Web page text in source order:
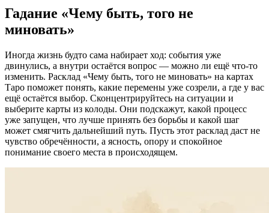
Гадание «Чему быть, того не
миновать»
Иногда жизнь будто сама набирает ход: события уже
двинулись, а внутри остаётся вопрос — можно ли ещё что-то
изменить. Расклад «Чему быть, того не миновать» на картах
Таро поможет понять, какие перемены уже созрели, а где у вас
ещё остаётся выбор. Сконцентрируйтесь на ситуации и
выберите карты из колоды. Они подскажут, какой процесс
уже запущен, что лучше принять без борьбы и какой шаг
может смягчить дальнейший путь. Пусть этот расклад даст не
чувство обречённости, а ясность, опору и спокойное
понимание своего места в происходящем.